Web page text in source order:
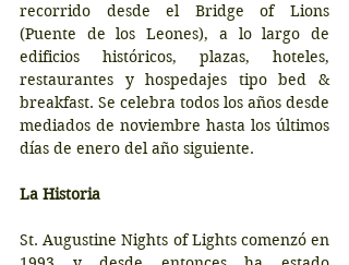
recorrido desde el Bridge of Lions
(Puente de los Leones), a lo largo de
edificios históricos, plazas, hoteles,
restaurantes y hospedajes tipo bed &
breakfast. Se celebra todos los años desde
mediados de noviembre hasta los últimos
días de enero del año siguiente.
La Historia
St. Augustine Nights of Lights comenzó en